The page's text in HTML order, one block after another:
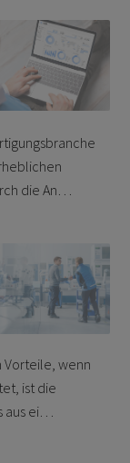
1
4
5
1
die An…
Vorteile, wenn
ist die
aus ei…